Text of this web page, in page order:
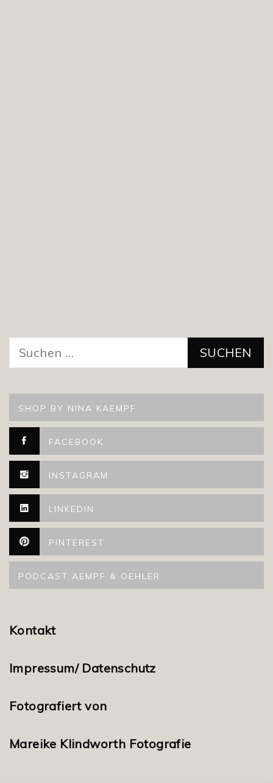
nach:
SHOP BY NINA KAEMPF
FACEBOOK
INSTAGRAM
LINKEDIN
PINTEREST
PODCAST AEMPF & OEHLER
Kontakt
Impressum/ Datenschutz
Fotografiert von
Mareike Klindworth Fotografie